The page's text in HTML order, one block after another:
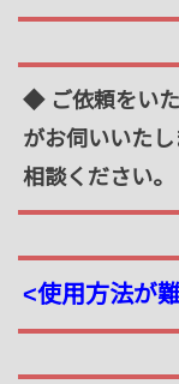
◆ ご依頼をい
がお伺いいた
相談ください。
<使用方法が